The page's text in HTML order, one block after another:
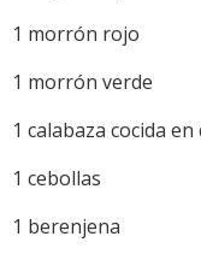
1 morrón rojo
1 morrón verde
1 calabaza cocida en
1 cebollas
1 berenjena